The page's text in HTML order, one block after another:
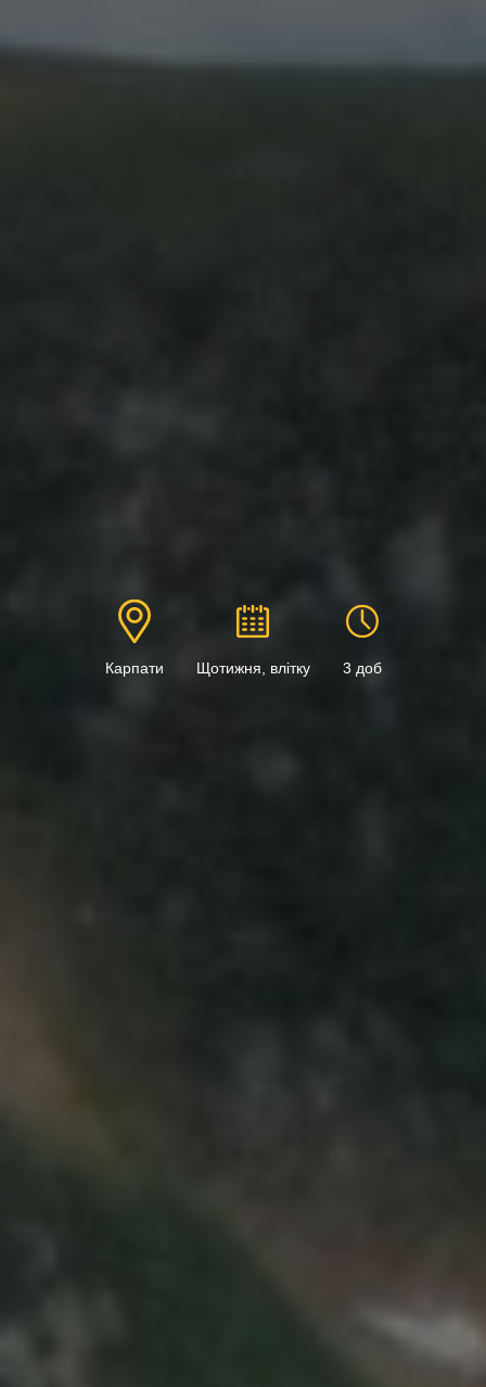
Карпати Щотижня, влітку 3 доб